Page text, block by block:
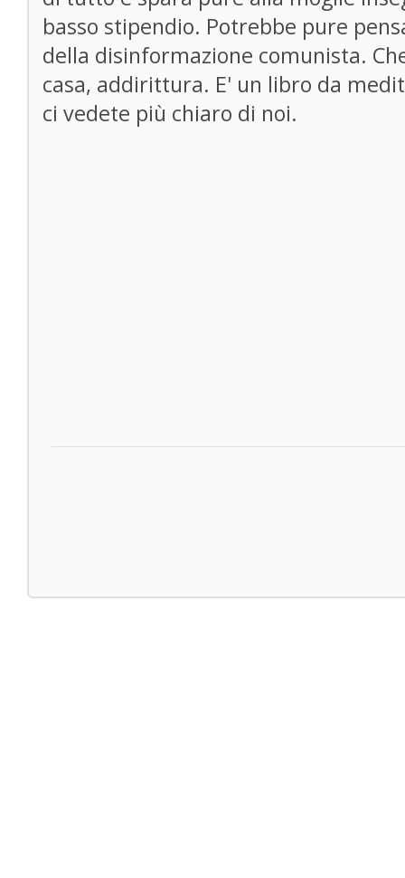
basso stipendio. Potrebbe pure
della disinformazione comunista.
casa, addirittura. E' un libro da
ci vedete più chiaro di noi.